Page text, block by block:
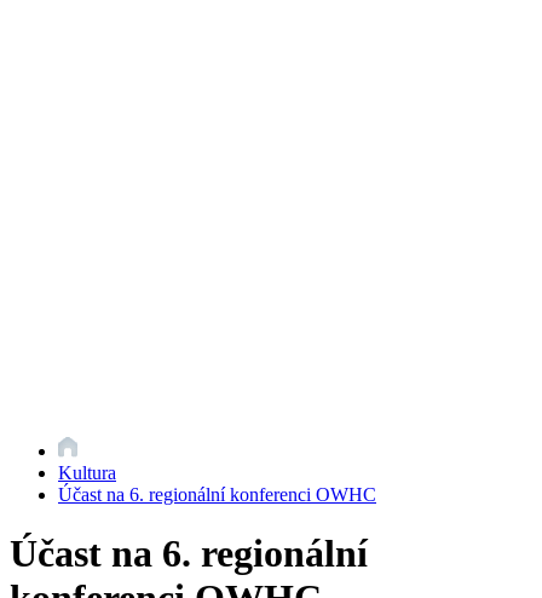
Kultura
Účast na 6. regionální konferenci OWHC
Účast na 6. regionální